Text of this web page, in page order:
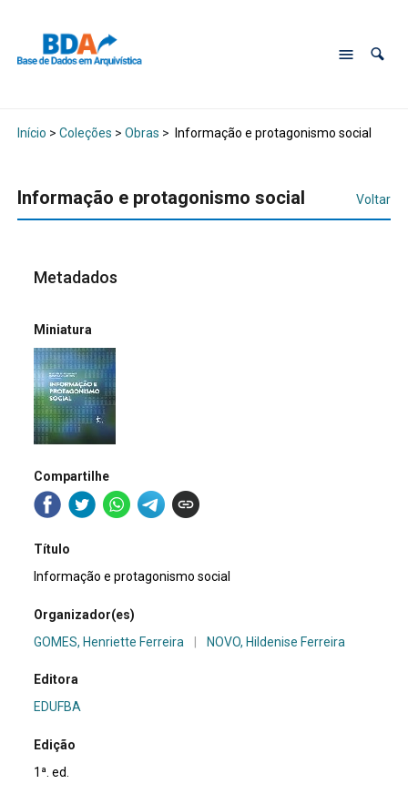
Início > Coleções > Obras > Informação e protagonismo social
Informação e protagonismo social Voltar
Metadados
Miniatura
Compartilhe
Título
Informação e protagonismo social
Organizador(es)
GOMES, Henriette Ferreira
NOVO, Hildenise Ferreira
Editora
EDUFBA
Edição
1ª. ed.